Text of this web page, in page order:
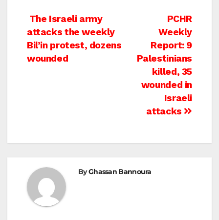
Post
navigation
PCHR
Weekly
Report: 9
Palestinians
killed, 35
wounded in
Israeli
attacks
The Israeli army
attacks the weekly
Bil’in protest, dozens
wounded
ByGhassan Bannoura